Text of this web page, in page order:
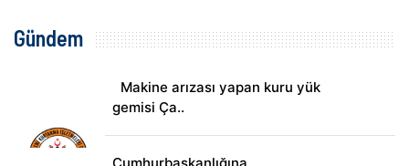
Gündem
Makine arızası yapan kuru yük
gemisi Ça..